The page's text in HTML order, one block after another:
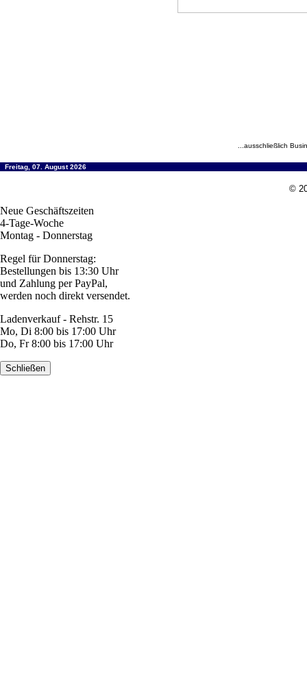
...ausschließlich
Freitag, 07. August 2026
©
Neue Geschäftszeiten
4-Tage-Woche
Montag - Donnerstag
Regel für Donnerstag:
Bestellungen bis 13:30 Uhr
und Zahlung per PayPal,
werden noch direkt versendet.
Ladenverkauf - Rehstr. 15
Mo, Di 8:00 bis 17:00 Uhr
Do, Fr 8:00 bis 17:00 Uhr
Schließen